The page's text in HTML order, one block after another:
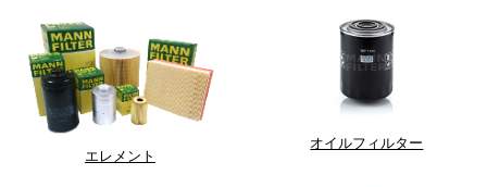
エレメント
オイルフィルター